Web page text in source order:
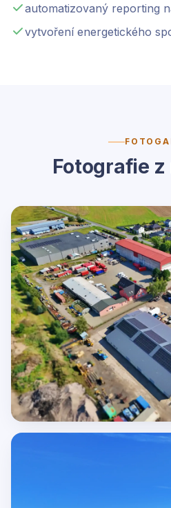
automatizovaný reporting
vytvoření energetického
Fotografie